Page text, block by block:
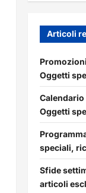
Articoli
Oggetti
Oggetti
speciali,
Sfide
articoli